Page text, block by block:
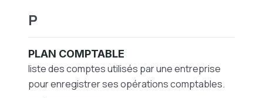
P
PLAN COMPTABLE
liste des comptes utilisés par une entreprise
pour enregistrer ses opérations comptables.